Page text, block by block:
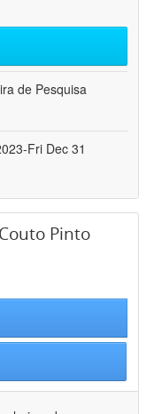
de Pesquisa
Fri Dec 31
Pinto